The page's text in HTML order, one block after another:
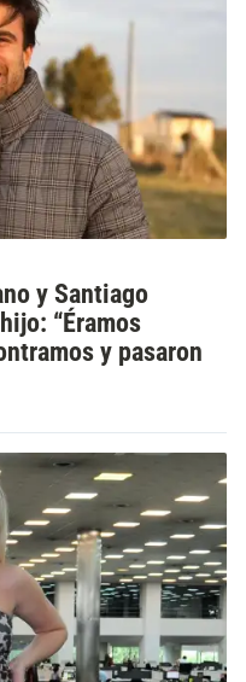
y Santiago
“Éramos
y pasaron